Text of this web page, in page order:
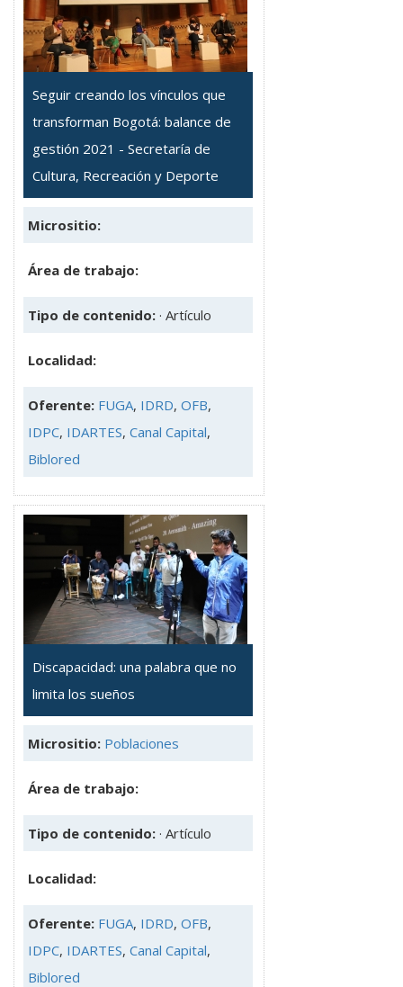
Seguir creando los vínculos que
transforman Bogotá: balance de
gestión 2021 - Secretaría de
Cultura, Recreación y Deporte
Micrositio:
Área de trabajo:
Tipo de contenido: · Artículo
Localidad:
Oferente: FUGA, IDRD, OFB,
IDPC, IDARTES, Canal Capital,
Biblored
Discapacidad: una palabra que no
limita los sueños
Micrositio: Poblaciones
Área de trabajo:
Tipo de contenido: · Artículo
Localidad:
Oferente: FUGA, IDRD, OFB,
IDPC, IDARTES, Canal Capital,
Biblored